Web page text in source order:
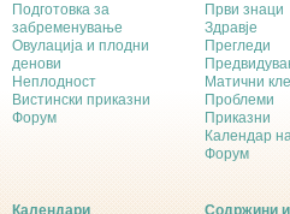
Подготовка за
забременување
Овулација и плодни
денови
Неплодност
Вистински приказни
Форум
Први знаци
Здравје
Прегледи
Матични
Проблеми
Приказни
Календар
Форум
Календари
Содржини